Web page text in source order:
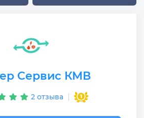
Сервис КМВ
2 отзыва